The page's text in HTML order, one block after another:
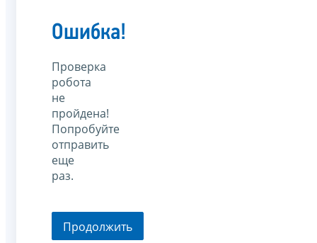
Ошибка!
Проверка
робота
не
пройдена!
Попробуйте
отправить
еще
раз.
Продолжить